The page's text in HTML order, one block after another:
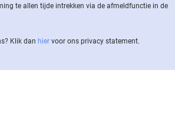
te allen tijde intrekken via de af­meld­func­tie in de
Klik dan hier voor ons privacy statement.